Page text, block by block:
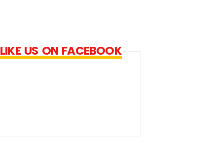
LIKE US ON FACEBOOK